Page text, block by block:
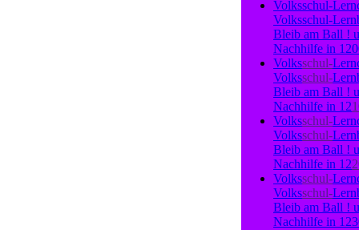
Volksschul-
Volksschul-
Bleib am Ball !
Nachhilfe in 12
Volksschul-
Volksschul-
Bleib am Ball !
Nachhilfe in 12
Volksschul-
Volksschul-
Bleib am Ball !
Nachhilfe in 12
Volksschul-
Volksschul-
Bleib am Ball !
Nachhilfe in 12